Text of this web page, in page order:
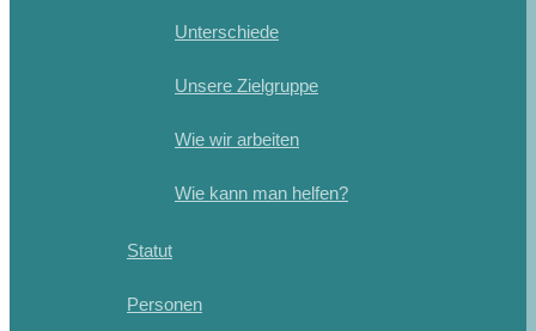
Unterschiede
Unsere Zielgruppe
Wie wir arbeiten
Wie kann man helfen?
Statut
Personen